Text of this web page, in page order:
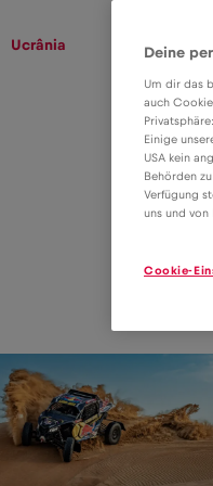
Ucrânia
2€/
Deine
Um dir das
auch
Einige
USA kein
Behörden
Verfügung
uns und von
Cookie-